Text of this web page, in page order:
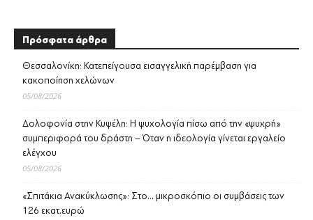
Πρόσφατα άρθρα
Θεσσαλονίκη: Κατεπείγουσα εισαγγελική παρέμβαση για
κακοποίηση χελώνων
05/08/2026
Δολοφονία στην Κυψέλη: Η ψυχολογία πίσω από την «ψυχρή»
συμπεριφορά του δράστη – Όταν η ιδεολογία γίνεται εργαλείο
ελέγχου
05/08/2026
«Σπιτάκια Ανακύκλωσης»: Στο… μικροσκόπιο οι συμβάσεις των
126 εκατ.ευρώ